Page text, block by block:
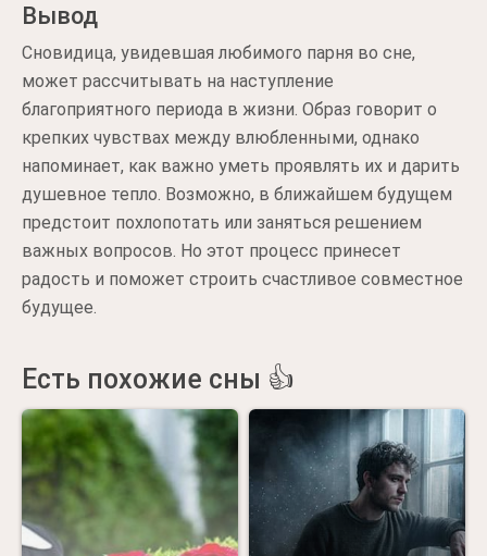
Вывод
Сновидица, увидевшая любимого парня во сне,
может рассчитывать на наступление
благоприятного периода в жизни. Образ говорит о
крепких чувствах между влюбленными, однако
напоминает, как важно уметь проявлять их и дарить
душевное тепло. Возможно, в ближайшем будущем
предстоит похлопотать или заняться решением
важных вопросов. Но этот процесс принесет
радость и поможет строить счастливое совместное
будущее.
Есть похожие сны 👍